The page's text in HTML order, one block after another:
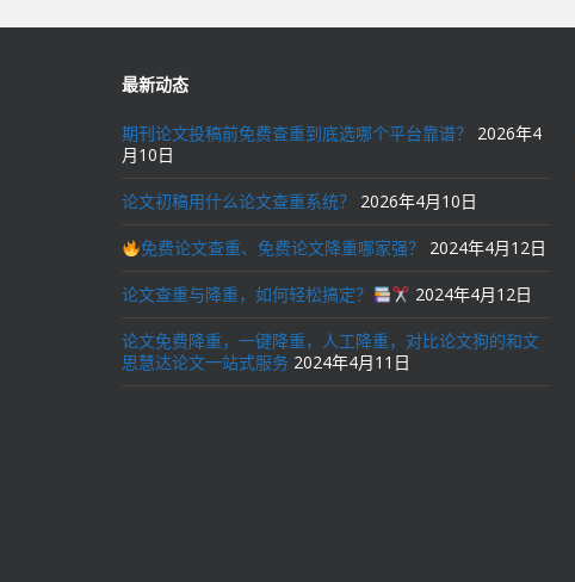
航
最新动态
期刊论文投稿前免费查重到底选哪个平台靠谱？
2026年4
月10日
论文初稿用什么论文查重系统？ 2026年4月10日
免费论文查重、免费论文降重哪家强？ 2024年4月12日
论文查重与降重，如何轻松搞定？ 2024年4月12日
论文免费降重，一键降重，人工降重，对比论文狗的和文
思慧达论文一站式服务 2024年4月11日